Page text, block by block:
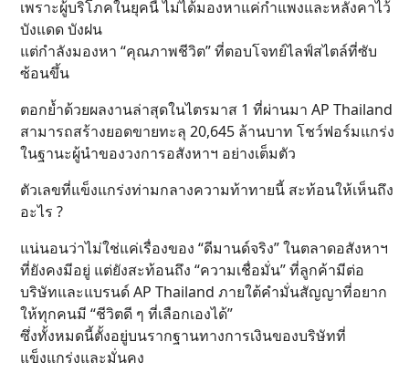
เพราะผู้บริโภคในยุคนี้ ไม่ได้มองหาแค่กำแพงและหลังคาไว้
บังแดด บังฝน
แต่กำลังมองหา “คุณภาพชีวิต” ที่ตอบโจทย์ไลฟ์สไตล์ที่ซับ
ซ้อนขึ้น
ตอกย้ำด้วยผลงานล่าสุดในไตรมาส 1 ที่ผ่านมา AP Thailand
สามารถสร้างยอดขายทะลุ 20,645 ล้านบาท โชว์ฟอร์มแกร่ง
ในฐานะผู้นำของวงการอสังหาฯ อย่างเต็มตัว
ตัวเลขที่แข็งแกร่งท่ามกลางความท้าทายนี้ สะท้อนให้เห็นถึง
อะไร ?
แน่นอนว่าไม่ใช่แค่เรื่องของ “ดีมานด์จริง” ในตลาดอสังหาฯ
ที่ยังคงมีอยู่ แต่ยังสะท้อนถึง “ความเชื่อมั่น” ที่ลูกค้ามีต่อ
บริษัทและแบรนด์ AP Thailand ภายใต้คำมั่นสัญญาที่อยาก
ให้ทุกคนมี “ชีวิตดี ๆ ที่เลือกเองได้”
ซึ่งทั้งหมดนี้ตั้งอยู่บนรากฐานทางการเงินของบริษัทที่
แข็งแกร่งและมั่นคง